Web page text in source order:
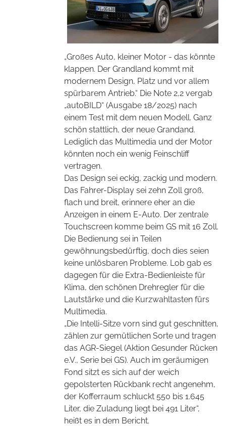
„Großes Auto, kleiner Motor - das könnte
klappen. Der Grandland kommt mit
modernem Design, Platz und vor allem
spürbarem Antrieb.“ Die Note 2,2 vergab
„autoBILD“ (Ausgabe 18/2025) nach
einem Test mit dem neuen Modell. Ganz
schön stattlich, der neue Grandand.
Lediglich das Multimedia und der Motor
könnten noch ein wenig Feinschliff
vertragen.
Das Design sei eckig, zackig und modern.
Das Fahrer-Display sei zehn Zoll groß,
flach und breit, erinnere eher an die
Anzeigen in einem E-Auto. Der zentrale
Touchscreen komme beim GS mit 16 Zoll.
Die Bedienung sei in Teilen
gewöhnungsbedürftig, doch dies seien
keine unlösbaren Probleme. Lob gab es
dagegen für die Extra-Bedienleiste für
Klima, den schönen Drehregler für die
Lautstärke und die Kurzwahltasten fürs
Multimedia.
„Die Intelli-Sitze vorn sind gut geschnitten,
zählen zur gemütlichen Sorte und tragen
das AGR-Siegel (Aktion Gesunder Rücken
e.V., Serie bei GS). Auch im geräumigen
Fond sitzt es sich auf der weich
gepolsterten Rückbank recht angenehm,
der Kofferraum schluckt 550 bis 1.645
Liter, die Zuladung liegt bei 491 Liter“,
heißt es in dem Bericht.